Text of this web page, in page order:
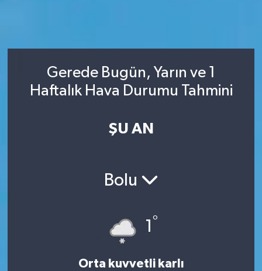
Gerede Bugün, Yarın ve 1
Haftalık Hava Durumu Tahmini
ŞU AN
Bolu
1°
Orta kuvvetli karlı